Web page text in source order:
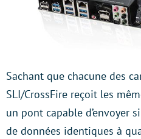
Sachant que chacune des
SLI/CrossFire reçoit les
un pont capable d’envoyer
de données identiques à